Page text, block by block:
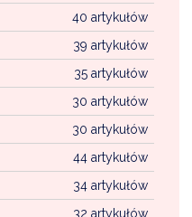
40 artykułów
39 artykułów
35 artykułów
30 artykułów
30 artykułów
44 artykułów
34 artykułów
32 artykułów